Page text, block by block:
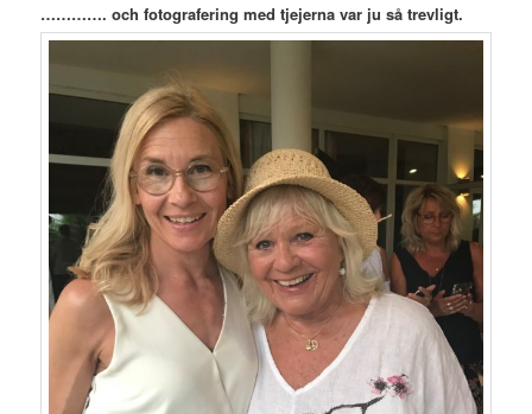
…………. och fotografering med tjejerna var ju så trevligt.